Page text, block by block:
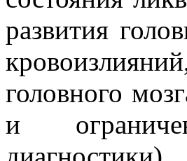
развития
головного
и